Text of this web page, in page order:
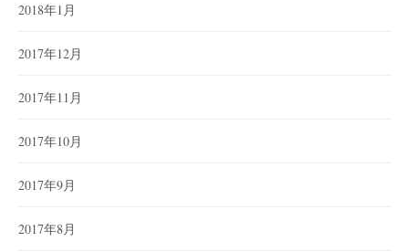
2018年1月
2017年12月
2017年11月
2017年10月
2017年9月
2017年8月